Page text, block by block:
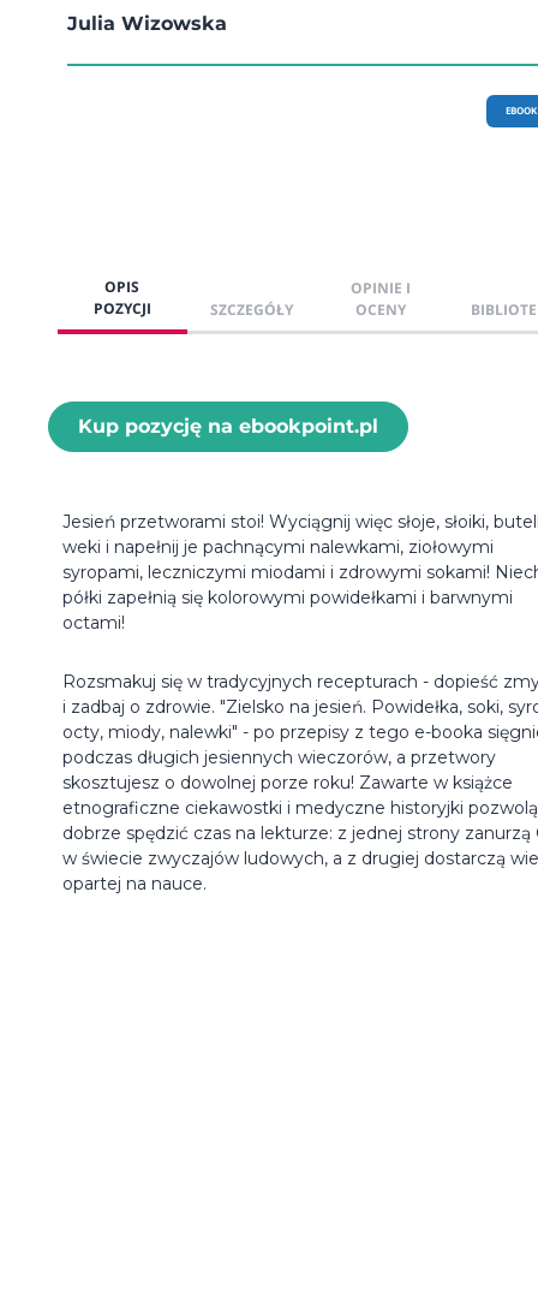
Julia Wizowska
EBOOK
OPIS
POZYCJI
SZCZEGÓŁY
OPINIE I
OCENY
Kup pozycję na ebookpoint.pl
Jesień przetworami stoi! Wyciągnij więc słoje, słoiki,
weki i napełnij je pachnącymi nalewkami, ziołowymi
syropami, leczniczymi miodami i zdrowymi sokami!
półki zapełnią się kolorowymi powidełkami i barwnymi
octami!
Rozsmakuj się w tradycyjnych recepturach - dopieść
i zadbaj o zdrowie. "Zielsko na jesień. Powidełka, soki,
octy, miody, nalewki" - po przepisy z tego e-booka
podczas długich jesiennych wieczorów, a przetwory
skosztujesz o dowolnej porze roku! Zawarte w książce
etnograficzne ciekawostki i medyczne historyjki pozwolą
dobrze spędzić czas na lekturze: z jednej strony zanurzą
w świecie zwyczajów ludowych, a z drugiej dostarczą
opartej na nauce.